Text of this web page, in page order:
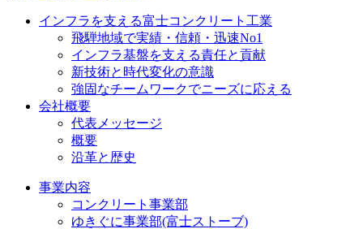
インフラを支える富士コンクリート工業
飛騨地域で実績・信頼・迅速No1
インフラ基盤を支える責任と貢献
新技術と時代変化の意識
強固なチームワークでニーズに応える
会社概要
代表メッセージ
概要
沿革と歴史
事業内容
コンクリート事業部
ゆきぐに事業部(富士ストーブ)